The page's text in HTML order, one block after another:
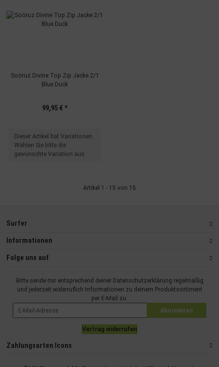
Soöruz Divine Top Zip Jacke 2/1
Blue Duck
99,95 € *
x
Dieser Artikel hat Variationen.
Wählen Sie bitte die
gewünschte Variation aus.
Artikel 1 - 15 von 15
Surfer
Informationen
Folge uns auf
Bitte sende mir entsprechend deiner Datenschutzerklärung regelmäßig
und jederzeit widerruflich Informationen zu deinem Produktsortiment
per E-Mail zu.
Abonnieren
Vertrag widerrufen
Zahlungsarten Icons